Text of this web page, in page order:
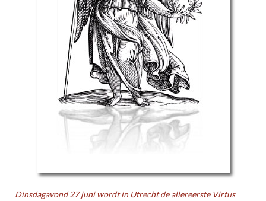
Dinsdagavond 27 juni wordt in Utrecht de allereerste Virtus